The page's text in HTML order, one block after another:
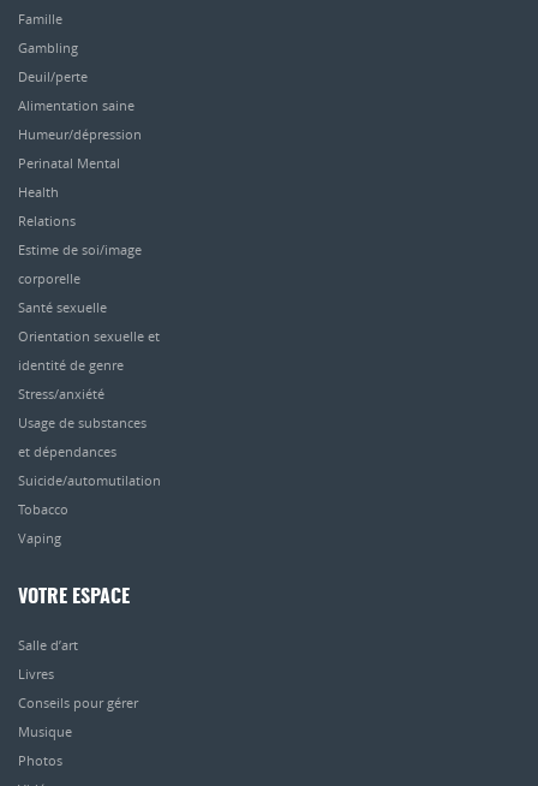
Famille
Gambling
Deuil/perte
Alimentation saine
Humeur/dépression
Perinatal Mental
Health
Relations
Estime de soi/image
corporelle
Santé sexuelle
Orientation sexuelle et
identité de genre
Stress/anxiété
Usage de substances
et dépendances
Suicide/automutilation
Tobacco
Vaping
VOTRE ESPACE
Salle d’art
Livres
Conseils pour gérer
Musique
Photos